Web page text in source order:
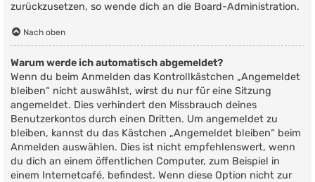
zurückzusetzen, so wende dich an die Board-Administration.
Nach oben
Warum werde ich automatisch abgemeldet?
Wenn du beim Anmelden das Kontrollkästchen „Angemeldet
bleiben“ nicht auswählst, wirst du nur für eine Sitzung
angemeldet. Dies verhindert den Missbrauch deines
Benutzerkontos durch einen Dritten. Um angemeldet zu
bleiben, kannst du das Kästchen „Angemeldet bleiben“ beim
Anmelden auswählen. Dies ist nicht empfehlenswert, wenn
du dich an einem öffentlichen Computer, zum Beispiel in
einem Internetcafé, befindest. Wenn diese Option nicht zur